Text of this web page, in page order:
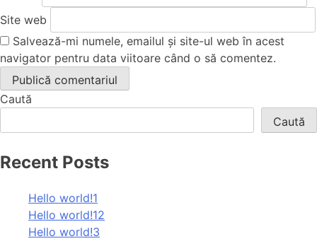
Site web
Salvează-mi numele, emailul și site-ul web în acest
navigator pentru data viitoare când o să comentez.
Caută
Caută
Recent Posts
Hello world!1
Hello world!12
Hello world!3